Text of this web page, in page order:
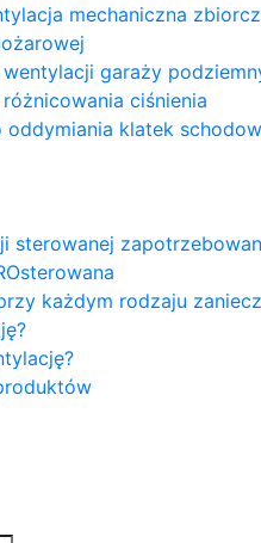
mechaniczna
wentylacji garaży
różnicowania ciśnienia
oddymiania klatek
sterowanej
każdym rodzaju